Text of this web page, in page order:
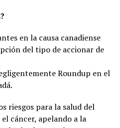
en la causa canadiense
del tipo de accionar de
Roundup en el
riesgos para la salud del
cáncer, apelando a la